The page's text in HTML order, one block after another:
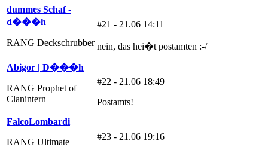
dummes Schaf -
d���h
RANG Deckschrubber
#21 - 21.06 14:11
nein, das hei�t postamten :-/
Abigor | D���h
RANG Prophet of
Clanintern
#22 - 21.06 18:49
Postamts!
FalcoLombardi
RANG Ultimate
#23 - 21.06 19:16